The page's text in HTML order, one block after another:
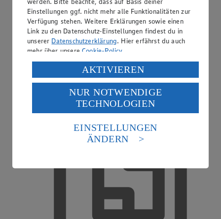
EDEKA Gutscheinkarte
Einstellungen ggf. nicht mehr alle Funktionalitäten zur
Verfügung stehen. Weitere Erklärungen sowie einen
Link zu den Datenschutz-Einstellungen findest du in
unserer Datenschutzerklärung. Hier erfährst du auch
mehr über unsereCookie-Policy.
Verarbeitung deiner personenbezogenen Daten in den
USA durch Facebook und YouTube:
Wenn du auf „Aktivieren“ klickst, willigst du im Sinne
des Art. 49 Abs. 1 Satz 1 lit. a) DSGVO ein, dass deine
Daten in den USA verarbeitet werden. Der EuGH sieht
die USA als Land mit einem nach europäischen
Standards nicht angemessenen Datenschutzniveau an.
Es besteht das Risiko eines Zugriffs durch US-
Informationen zum Herausgeber der Seite findest du
AKTIVIEREN
NUR NOTWENDIGE
TECHNOLOGIEN
EINSTELLUNGEN
ÄNDERN